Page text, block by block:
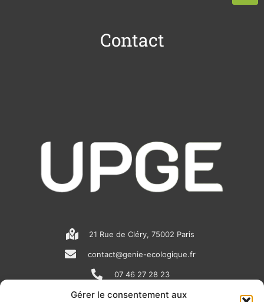
Gérer le consentement aux
Contact
21 Rue de Cléry, 75002 Paris
contact@genie-ecologique.fr
07 46 27 28 23